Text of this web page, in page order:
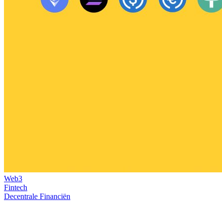
Web3
Fintech
Decentrale Financiën